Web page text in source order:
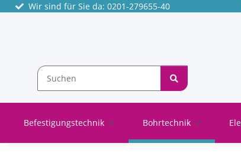
Wir sind für Sie da: 0201-279655-40
Befestigungstechnik Bohrtechnik